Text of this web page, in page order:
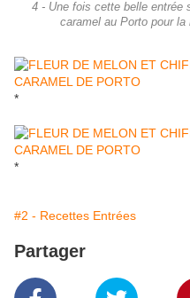
4 - Une fois cette belle entrée
caramel au Porto pour la
*
*
#2 - Recettes Entrées
Partager